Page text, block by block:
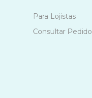
Para Lojistas
Consultar Pedido